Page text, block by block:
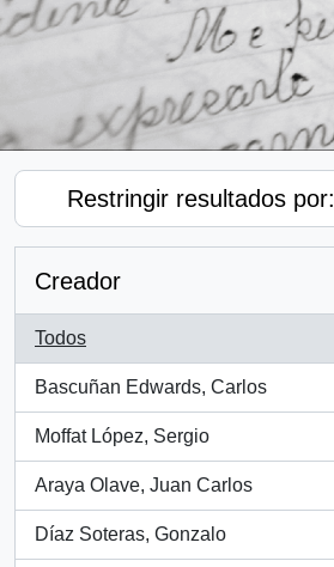
Restringir resultados por:
Creador
Todos
Bascuñan Edwards, Carlos
, 58 resultados
Moffat López, Sergio
, 6 resultados
Araya Olave, Juan Carlos
, 6 resultados
Díaz Soteras, Gonzalo
, 6 resultados